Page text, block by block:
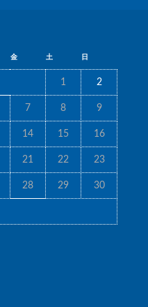
金 土 日
1 2
7 8 9
14 15 16
21 22 23
28 29 30